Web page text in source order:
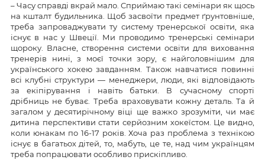
– Часу справді вкрай мало. Сприймаю такі семінари як щось
на кшталт будильника. Щоб засвоїти предмет ґрунтовніше,
треба запроваджувати ту систему тренерської освіти, яка
існує в нас у Швеції. Ми проводимо тренерські семінари
щороку. Власне, створення системи освіти для виховання
тренерів нині, з моєї точки зору, є найголовнішим для
українського хокею завданням. Також навчатися повинні
всі клубні структури — менеджери, люди, які відповідають
за екіпірування і навіть батьки. В сучасному спорті
дрібниць не буває. Треба враховувати кожну деталь. Та й
загалом у десятирічному віці ще важко зрозуміти, чи має
дитина перспективи стати серйозним хокеїстом. Це видно,
коли юнакам по 16-17 років. Хоча раз проблема з технікою
існує в багатьох дітей, то, мабуть, це те, над чим українцям
треба попрацювати особливо прискіпливо.